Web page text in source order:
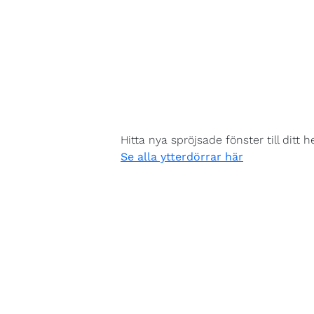
Hitta nya spröjsade fönster till ditt
Se alla ytterdörrar här